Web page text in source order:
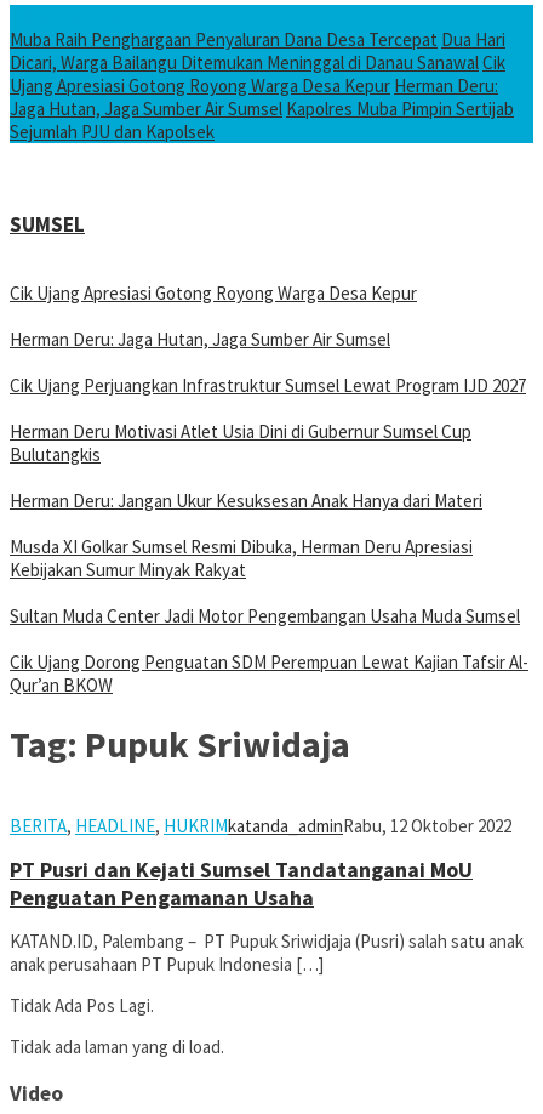
Muba Raih Penghargaan Penyaluran Dana Desa Tercepat Dua Hari
Dicari, Warga Bailangu Ditemukan Meninggal di Danau SanawalCik
Ujang Apresiasi Gotong Royong Warga Desa Kepur Herman Deru:
Jaga Hutan, Jaga Sumber Air Sumsel Kapolres Muba Pimpin Sertijab
Sejumlah PJU dan Kapolsek
SUMSEL
Cik Ujang Apresiasi Gotong Royong Warga Desa Kepur
Herman Deru: Jaga Hutan, Jaga Sumber Air Sumsel
Cik Ujang Perjuangkan Infrastruktur Sumsel Lewat Program IJD 2027
Herman Deru Motivasi Atlet Usia Dini di Gubernur Sumsel Cup
Bulutangkis
Herman Deru: Jangan Ukur Kesuksesan Anak Hanya dari Materi
Musda XI Golkar Sumsel Resmi Dibuka, Herman Deru Apresiasi
Kebijakan Sumur Minyak Rakyat
Sultan Muda Center Jadi Motor Pengembangan Usaha Muda Sumsel
Cik Ujang Dorong Penguatan SDM Perempuan Lewat Kajian Tafsir Al-
Qur’an BKOW
Tag: Pupuk Sriwidaja
BERITA, HEADLINE, HUKRIMkatanda_adminRabu, 12 Oktober 2022
PT Pusri dan Kejati Sumsel Tandatanganai MoU
Penguatan Pengamanan Usaha
KATAND.ID, Palembang – PT Pupuk Sriwidjaja (Pusri) salah satu anak
anak perusahaan PT Pupuk Indonesia […]
Tidak Ada Pos Lagi.
Tidak ada laman yang di load.
Video